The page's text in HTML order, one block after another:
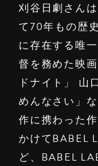
刈谷日劇さん
て70年もの歴
に存在する唯
督を務めた映
ドナイト」 山
めんなさい」
作に携わった
かけてBABEL
ど、BABEL